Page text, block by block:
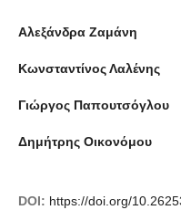
Αλεξάνδρα Ζαμάνη
Κωνσταντίνος Λαλένης
Γιώργος Παπουτσόγλου
Δημήτρης Οικονόμου
DOI: https://doi.org/